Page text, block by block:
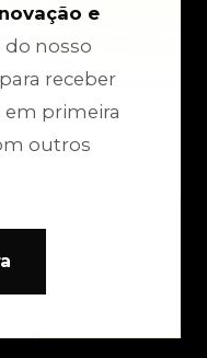
e
do nosso
receber
em primeira
outros